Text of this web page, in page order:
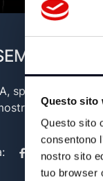
Questo sito
Questo sito
consentono
nostro sito
tuo browser
speciale
eventi ma